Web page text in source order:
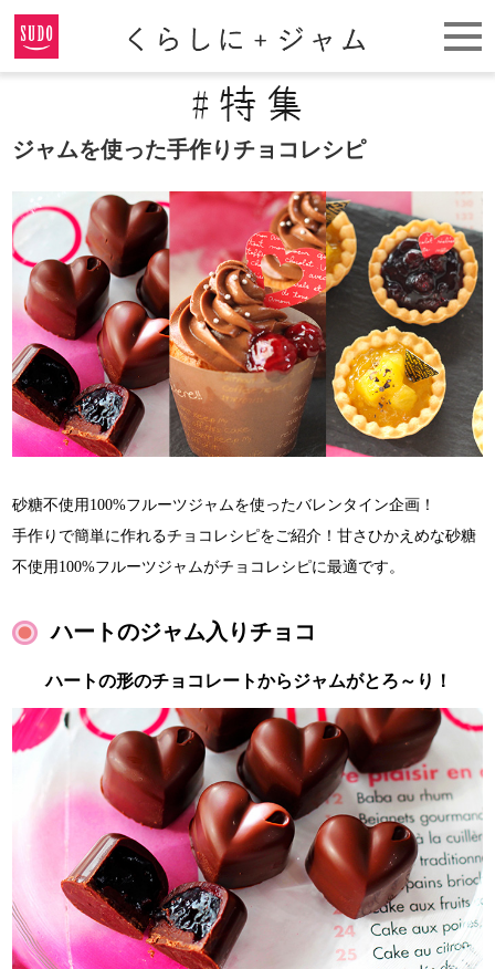
ジャムを使った手作りチョコレシピ
砂糖不使用100%フルーツジャムを使ったバレンタイン企画！
手作りで簡単に作れるチョコレシピをご紹介！甘さひかえめな砂糖
不使用100%フルーツジャムがチョコレシピに最適です。
ハートのジャム入りチョコ
ハートの形のチョコレートからジャムがとろ～り！